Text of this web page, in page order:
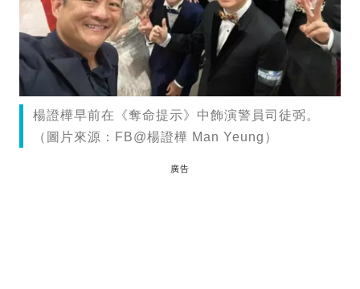
楊證樺早前在《奪命提示》中飾演警員司徒弼。
（圖片來源：FB@楊證樺 Man Yeung）
廣告